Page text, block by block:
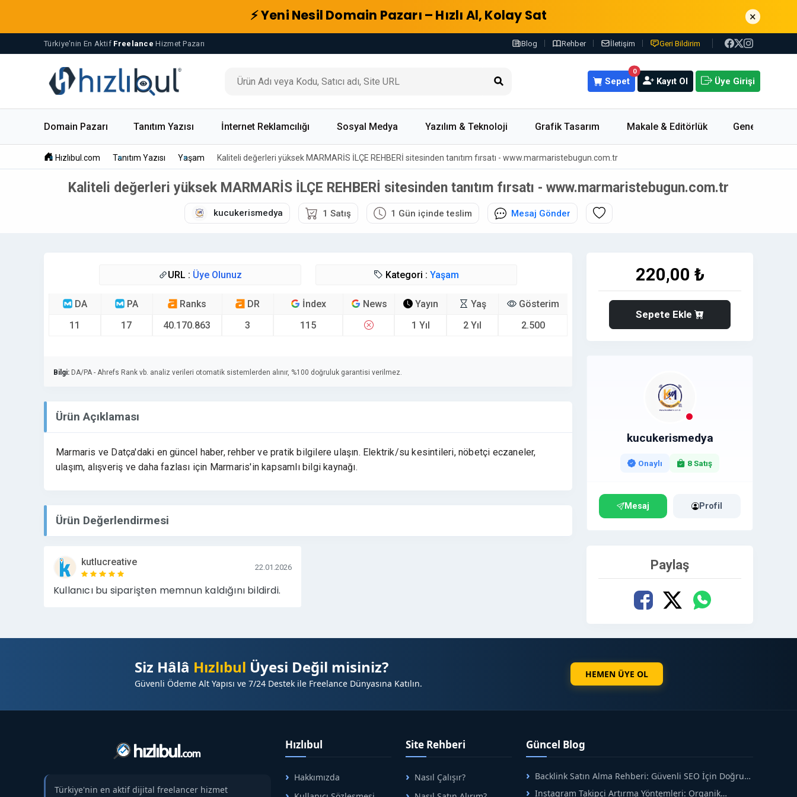
⚡ Yeni Nesil Domain Pazarı – Hızlı Al, Kolay Sat ×
Türkiye'nin En Aktif Freelance Hizmet Pazarı Blog Rehber İletişim Geri Bildirim
0
Sepet Kayıt Ol Üye Girişi
Domain Pazarı Tanıtım Yazısı İnternet Reklamcılığı Sosyal Medya Yazılım & Teknoloji Grafik Tasarım Makale & Editörlük Genel
Hızlıbul.com Tanıtım Yazısı Yaşam Kaliteli değerleri yüksek MARMARİS İLÇE REHBERİ sitesinden tanıtım fırsatı - www.marmaristebugun.com.tr
Kaliteli değerleri yüksek MARMARİS İLÇE REHBERİ sitesinden tanıtım fırsatı - www.marmaristebugun.com.tr
kucukerismedya 1 Satış 1 Gün içinde teslim Mesaj Gönder
URL : Üye Olunuz Kategori : Yaşam
DA
11
PA
17
Ranks
40.170.863
DR
3
İndex
115
News
Yayın
1 Yıl
Yaş
2 Yıl
Gösterim
2.500
Bilgi: DA/PA - Ahrefs Rank vb. analiz verileri otomatik sistemlerden alınır, %100 doğruluk garantisi verilmez.
Ürün Açıklaması
Marmaris ve Datça'daki en güncel haber, rehber ve pratik bilgilere ulaşın. Elektrik/su kesintileri, nöbetçi eczaneler,
ulaşım, alışveriş ve daha fazlası için Marmaris'in kapsamlı bilgi kaynağı.
Ürün Değerlendirmesi
kutlucreative 22.01.2026
Kullanıcı bu siparişten memnun kaldığını bildirdi.
220,00 ₺
Sepete Ekle
kucukerismedya
Onaylı 8 Satış
Mesaj Profil
Paylaş
Siz Hâlâ Hızlıbul Üyesi Değil misiniz?
Güvenli Ödeme Alt Yapısı ve 7/24 Destek ile Freelance Dünyasına Katılın.
HEMEN ÜYE OL
Türkiye'nin en aktif dijital freelancer hizmet
Hızlıbul
Hakkımızda
Site Rehberi
Nasıl Çalışır?
Güncel Blog
Backlink Satın Alma Rehberi: Güvenli SEO İçin Doğru
Instagram Takipçi Artırma Yöntemleri: Organik